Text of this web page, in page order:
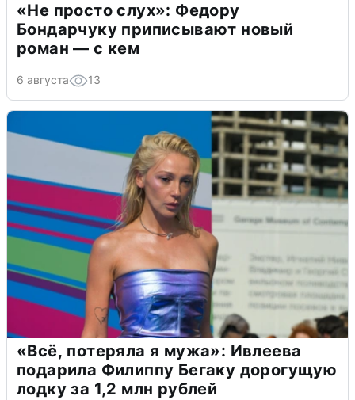
«Не просто слух»: Федору
Бондарчуку приписывают новый
роман — с кем
6 августа 13
«Всё, потеряла я мужа»: Ивлеева
подарила Филиппу Бегаку дорогущую
лодку за 1,2 млн рублей